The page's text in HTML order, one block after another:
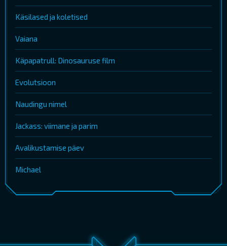
Käsilased ja koletised
Vaiana
Käpapatrull: Dinosauruse film
Evolutsioon
Naudingu nimel
Jackass: viimane ja parim
Avalikustamise päev
Michael